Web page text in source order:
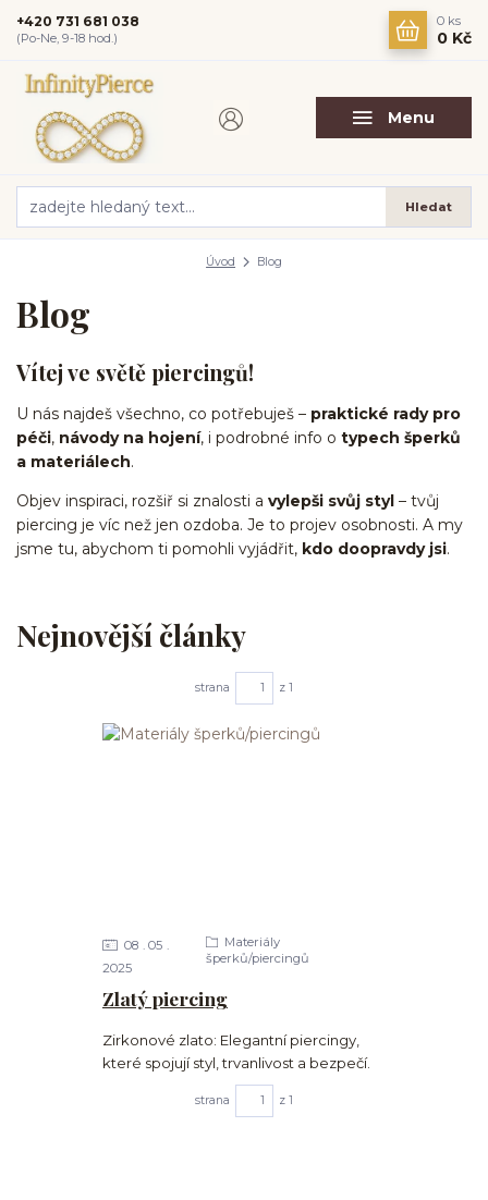
Menu
Hledat
+420 731 681 038
(Po-Ne, 9-18 hod.)
0 ks
0 Kč
Úvod Blog
Blog
Vítej ve světě piercingů!
U nás najdeš všechno, co potřebuješ – praktické rady pro
péči, návody na hojení, i podrobné info o typech šperků
a materiálech.
Objev inspiraci, rozšiř si znalosti a vylepši svůj styl – tvůj
piercing je víc než jen ozdoba. Je to projev osobnosti. A my
jsme tu, abychom ti pomohli vyjádřit, kdo doopravdy jsi.
Nejnovější články
strana z 1
Zlatý piercing
08
05
2025
Materiály
šperků/piercingů
Zirkonové zlato: Elegantní piercingy,
které spojují styl, trvanlivost a bezpečí.
strana z 1